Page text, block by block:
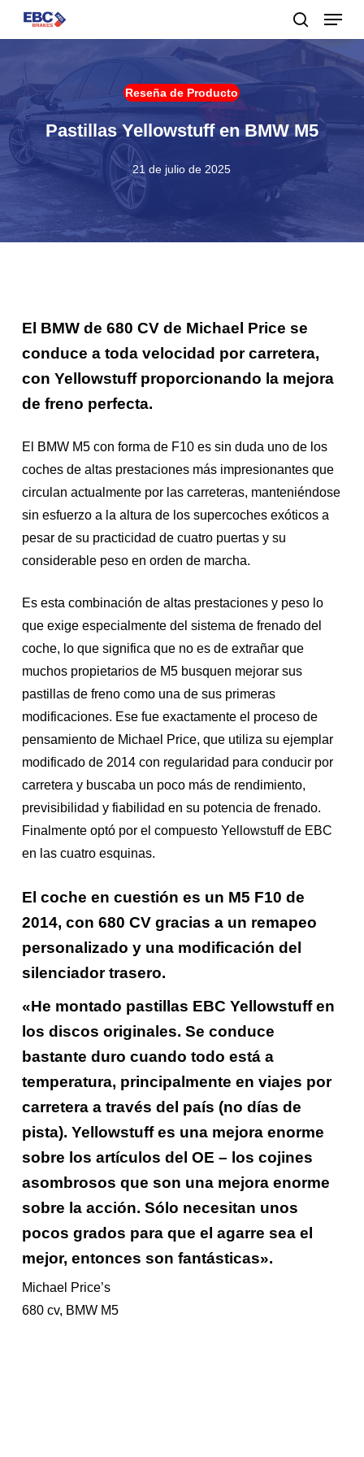
Skip
content
buscar
Menu
Reseña de Producto
Pastillas Yellowstuff en BMW M5
21 de julio de 2025
El BMW de 680 CV de Michael Price se
conduce a toda velocidad por carretera,
con Yellowstuff proporcionando la mejora
de freno perfecta.
El BMW M5 con forma de F10 es sin duda uno de los
coches de altas prestaciones más impresionantes que
circulan actualmente por las carreteras, manteniéndose
sin esfuerzo a la altura de los supercoches exóticos a
pesar de su practicidad de cuatro puertas y su
considerable peso en orden de marcha.
Es esta combinación de altas prestaciones y peso lo
que exige especialmente del sistema de frenado del
coche, lo que significa que no es de extrañar que
muchos propietarios de M5 busquen mejorar sus
pastillas de freno como una de sus primeras
modificaciones. Ese fue exactamente el proceso de
pensamiento de Michael Price, que utiliza su ejemplar
modificado de 2014 con regularidad para conducir por
carretera y buscaba un poco más de rendimiento,
previsibilidad y fiabilidad en su potencia de frenado.
Finalmente optó por el compuesto Yellowstuff de EBC
en las cuatro esquinas.
El coche en cuestión es un M5 F10 de
2014, con 680 CV gracias a un remapeo
personalizado y una modificación del
silenciador trasero.
«He montado pastillas EBC Yellowstuff en
los discos originales. Se conduce
bastante duro cuando todo está a
temperatura, principalmente en viajes por
carretera a través del país (no días de
pista). Yellowstuff es una mejora enorme
sobre los artículos del OE – los cojines
asombrosos que son una mejora enorme
sobre la acción. Sólo necesitan unos
pocos grados para que el agarre sea el
mejor, entonces son fantásticas».
Michael Price’s
680 cv, BMW M5